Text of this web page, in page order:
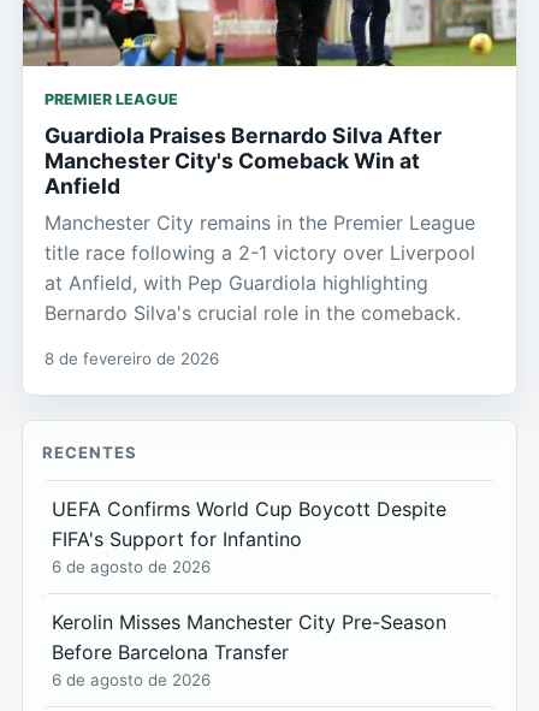
PREMIER LEAGUE
Guardiola Praises Bernardo Silva After
Manchester City's Comeback Win at
Anfield
Manchester City remains in the Premier League
title race following a 2-1 victory over Liverpool
at Anfield, with Pep Guardiola highlighting
Bernardo Silva's crucial role in the comeback.
8 de fevereiro de 2026
RECENTES
UEFA Confirms World Cup Boycott Despite
FIFA's Support for Infantino
6 de agosto de 2026
Kerolin Misses Manchester City Pre-Season
Before Barcelona Transfer
6 de agosto de 2026